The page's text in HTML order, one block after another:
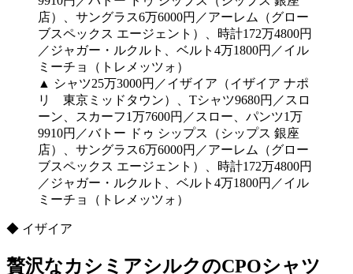
▲ シャツ25万3000円／イザイア（イザイア ナポ
リ 東京ミッドタウン）、Tシャツ9680円／スロ
ーン、スカーフ1万7600円／スロー、パンツ1万
9910円／バトー ドゥ シップス（シップス 銀座
店）、サングラス6万6000円／アーレム（グロー
ブスペックス エージェント）、時計172万4800円
／ジャガー・ルクルト、ベルト4万1800円／イル
ミーチョ（トレメッツォ）
◆ イザイア
贅沢なカシミアシルクのCPOシャツ